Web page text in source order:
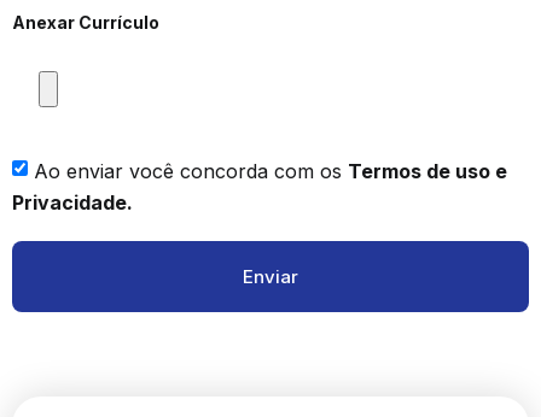
Anexar Currículo
Ao enviar você concorda com os Termos de uso e
Privacidade.
Enviar